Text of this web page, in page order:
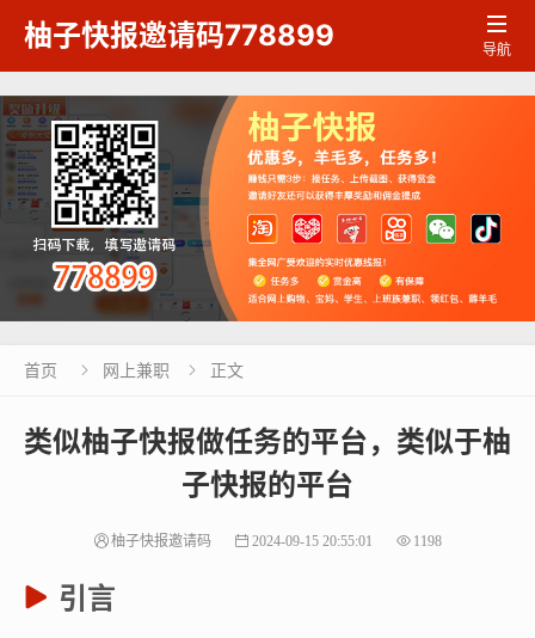
柚子快报邀请码778899 
导航
首页  网上兼职  正文
类似柚子快报做任务的平台，类似于柚
子快报的平台
柚子快报邀请码 2024-09-15 20:55:01 1198
引言